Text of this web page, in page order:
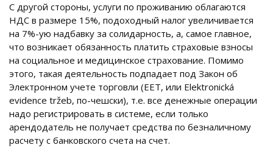
С другой стороны, услуги по проживанию облагаются
НДС в размере 15%, подоходный налог увеличивается
на 7%-ую надбавку за солидарность, а, самое главное,
что возникает обязанность платить страховые взносы
на социальное и медицинское страхование. Помимо
этого, такая деятельность подпадает под Закон об
Электронном учете торговли (EET, или Elektronická
evidence tržeb, по-чешски), т.е. все денежные операции
надо регистрировать в системе, если только
арендодатель не получает средства по безналичному
расчету с банковского счета на счет.